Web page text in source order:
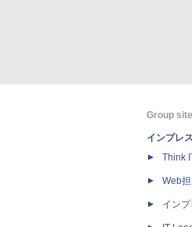
Group
インプレ
Think
Web
イン